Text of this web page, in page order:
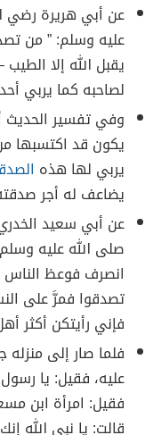
عن أبي هريرة رضي
عليه وسلم: ” من
يقبل الله إلا الطيب
لصاحبه كما يربي
وفي تفسير
يكون قد اكتسبها
يربي لها هذه
يضاعف له أجر
عن أبي سعيد
صلى الله عليه
انصرف فوعظ الناس
تصدقوا فمرَّ على
فإني رأيتكن أكثر
فلما صار إلى
عليه، فقيل: يا
فقيل: امرأة ابن
قالت: يا نبي الله